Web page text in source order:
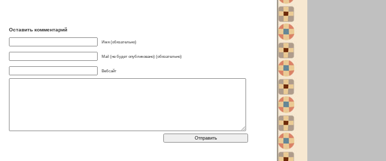
Оставить комментарий
Имя (обязательно)
Mail (не будет опубликовано) (обязательно)
Вебсайт